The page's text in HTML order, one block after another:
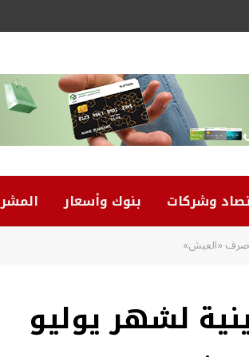
وشركات بنوك وأسعار
لشهر يوليو